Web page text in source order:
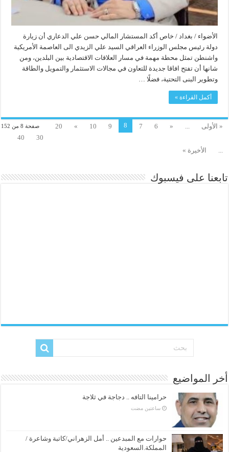
الأضواء / بغداد / خاص أكد المستشار المالي حسن علي الدعاري أن زيارة
دولة رئيس مجلس الوزراء العراقي السيد علي الزيدي الى العاصمة الأمريكية
واشنطن تمثل محطة مهمة في مسار العلاقات الاقتصادية بين البلدين، ومن
شانها أن تفتح افاقا جديدة للتعاون في مجالات الاستثمار والتمويل والطاقة
وتطوير البنى التحتية، فضلًا …
أكمل القراءة »
صفحة 8 من 152 « الأولى «
6
7
8
9
10
»
20
30
40
الأخيرة »
تابعنا على فيسبوك
أخر المواضيع
حرامينا التافه .. دجاجة في ثلاجة
‏ساعتين مضت
حوارات مع المبدعين .. أمل الزهراني/كاتبة وشاعرة /
المملكة.السعودية